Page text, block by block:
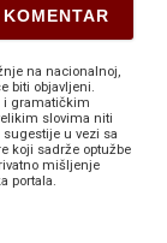
na nacionalnoj,
biti objavljeni.
i gramatičkim
slovima niti
u vezi sa
koji sadrže optužbe
mišljenje
portala.